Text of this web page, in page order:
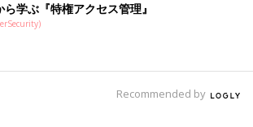
話
次の話
ひよちゃんはVIP待遇
【たまひよ30周年記念
ら学ぶ『特権アクセス管理』
Recommended by